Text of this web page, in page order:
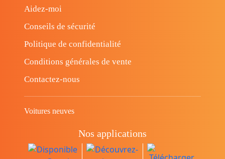
Aidez-moi
Conseils de sécurité
Politique de confidentialité
Conditions générales de vente
Contactez-nous
Voitures neuves
Nos applications